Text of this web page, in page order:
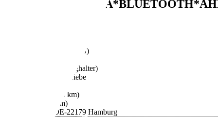
73 kW (99 PS)
- (Fahrzeughalter)
Schaltgetriebe
- (l/100 km)
- (g/km)
DE-22179 Hamburg